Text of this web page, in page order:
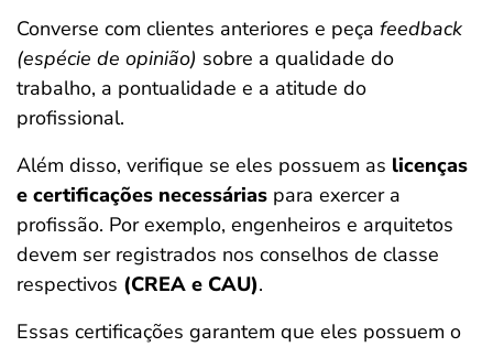
Converse com clientes anteriores e peça feedback
(espécie de opinião) sobre a qualidade do
trabalho, a pontualidade e a atitude do
profissional.
Além disso, verifique se eles possuem as licenças
e certificações necessárias para exercer a
profissão. Por exemplo, engenheiros e arquitetos
devem ser registrados nos conselhos de classe
respectivos (CREA e CAU).
Essas certificações garantem que eles possuem o